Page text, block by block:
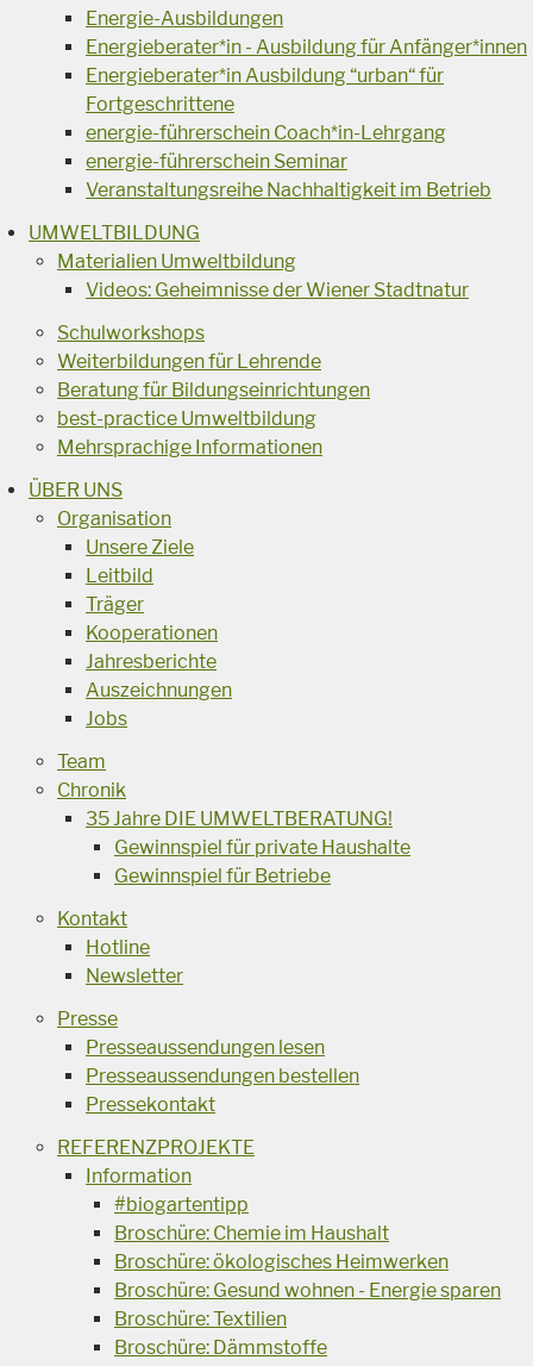
Energie-Ausbildungen
Energieberater*in - Ausbildung für Anfänger*innen
Energieberater*in Ausbildung “urban“ für
Fortgeschrittene
energie-führerschein Coach*in-Lehrgang
energie-führerschein Seminar
Veranstaltungsreihe Nachhaltigkeit im Betrieb
UMWELTBILDUNG
Materialien Umweltbildung
Videos: Geheimnisse der Wiener Stadtnatur
Schulworkshops
Weiterbildungen für Lehrende
Beratung für Bildungseinrichtungen
best-practice Umweltbildung
Mehrsprachige Informationen
ÜBER UNS
Organisation
Unsere Ziele
Leitbild
Träger
Kooperationen
Jahresberichte
Auszeichnungen
Jobs
Team
Chronik
35 Jahre DIE UMWELTBERATUNG!
Gewinnspiel für private Haushalte
Gewinnspiel für Betriebe
Kontakt
Hotline
Newsletter
Presse
Presseaussendungen lesen
Presseaussendungen bestellen
Pressekontakt
REFERENZPROJEKTE
Information
#biogartentipp
Broschüre: Chemie im Haushalt
Broschüre: ökologisches Heimwerken
Broschüre: Gesund wohnen - Energie sparen
Broschüre: Textilien
Broschüre: Dämmstoffe